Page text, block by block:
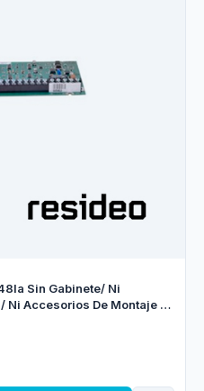
Sin Gabinete/ Ni
Ni Accesorios De Montaje /
/ 15 Zonas Con Doblaje De